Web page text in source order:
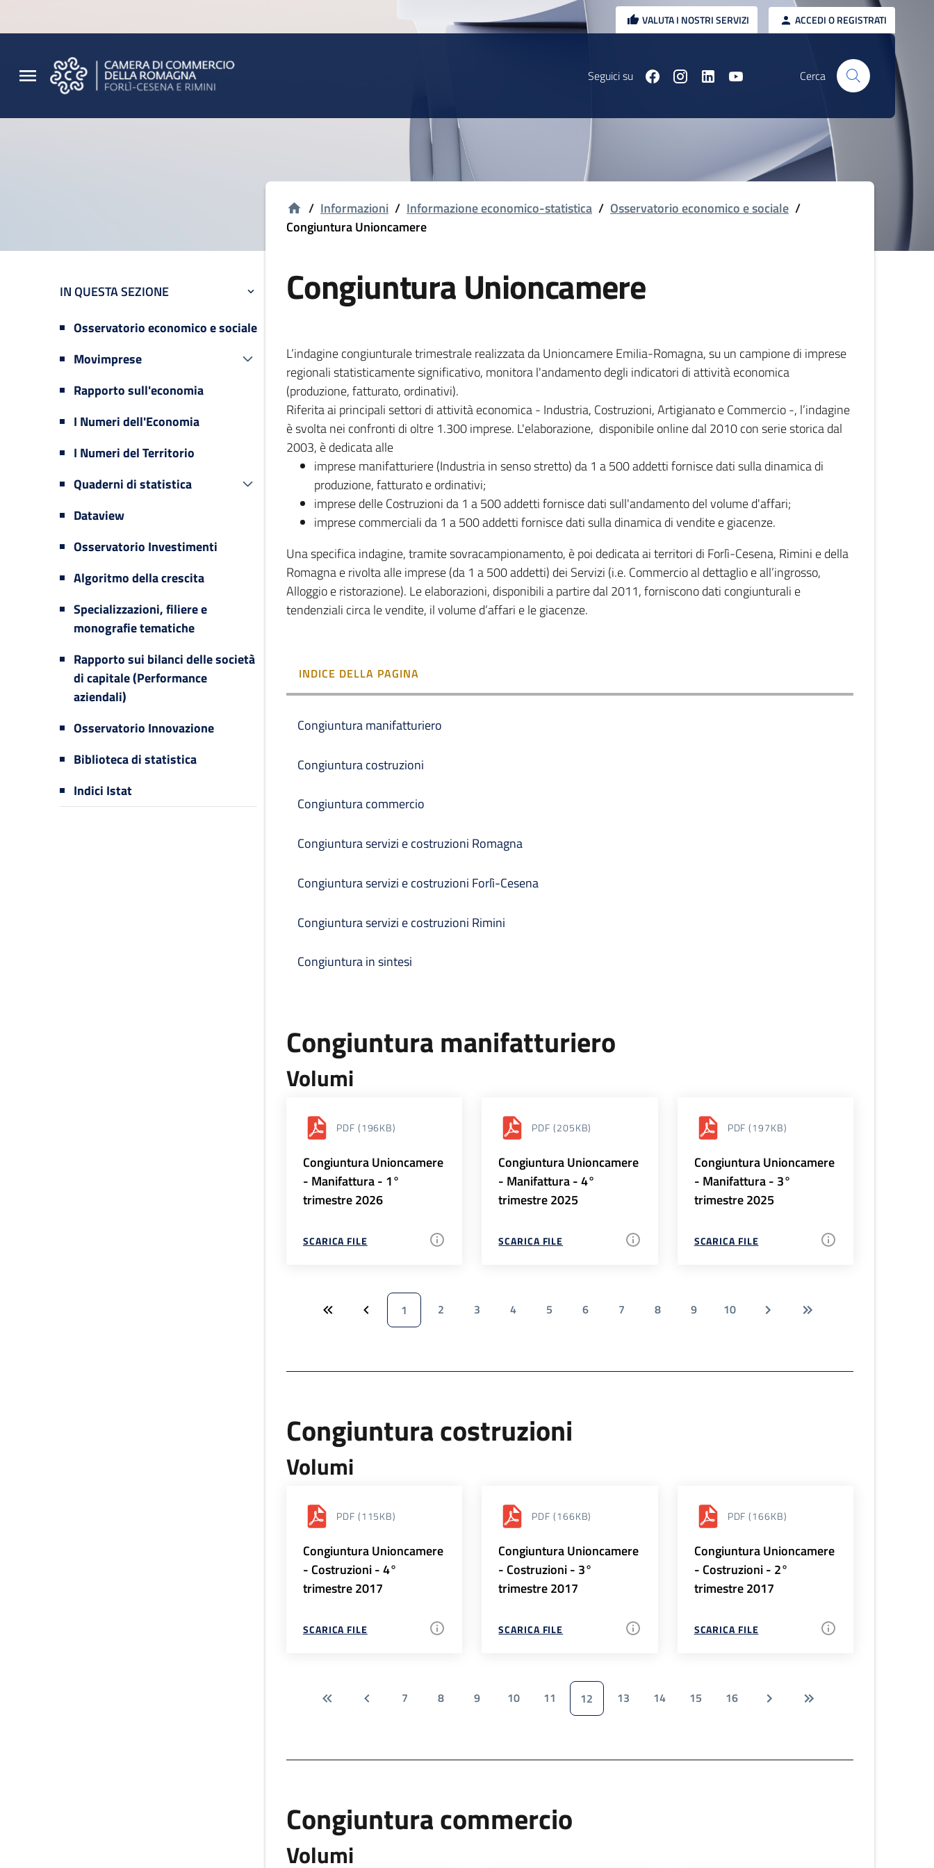
VALUTA I NOSTRI SERVIZI ACCEDI O REGISTRATI
Seguici su Cerca
IN QUESTA SEZIONE
Osservatorio economico e sociale
Movimprese
Rapporto sull'economia
I Numeri dell'Economia
I Numeri del Territorio
Quaderni di statistica
Dataview
Osservatorio Investimenti
Algoritmo della crescita
Specializzazioni, filiere e
monografie tematiche
Rapporto sui bilanci delle società
di capitale (Performance
aziendali)
Osservatorio Innovazione
Biblioteca di statistica
Indici Istat
/ Informazioni / Informazione economico-statistica / Osservatorio economico e sociale /
Congiuntura Unioncamere
Congiuntura Unioncamere
L’indagine congiunturale trimestrale realizzata da Unioncamere Emilia-Romagna, su un campione di imprese
regionali statisticamente significativo, monitora l'andamento degli indicatori di attività economica
(produzione, fatturato, ordinativi).
Riferita ai principali settori di attività economica - Industria, Costruzioni, Artigianato e Commercio -, l’indagine
è svolta nei confronti di oltre 1.300 imprese. L'elaborazione, disponibile online dal 2010 con serie storica dal
2003, è dedicata alle
imprese manifatturiere (Industria in senso stretto) da 1 a 500 addetti fornisce dati sulla dinamica di
produzione, fatturato e ordinativi;
imprese delle Costruzioni da 1 a 500 addetti fornisce dati sull'andamento del volume d'affari;
imprese commerciali da 1 a 500 addetti fornisce dati sulla dinamica di vendite e giacenze.
Una specifica indagine, tramite sovracampionamento, è poi dedicata ai territori di Forlì-Cesena, Rimini e della
Romagna e rivolta alle imprese (da 1 a 500 addetti) dei Servizi (i.e. Commercio al dettaglio e all’ingrosso,
Alloggio e ristorazione). Le elaborazioni, disponibili a partire dal 2011, forniscono dati congiunturali e
tendenziali circa le vendite, il volume d’affari e le giacenze.
INDICE DELLA PAGINA
Congiuntura manifatturiero
Congiuntura costruzioni
Congiuntura commercio
Congiuntura servizi e costruzioni Romagna
Congiuntura servizi e costruzioni Forlì-Cesena
Congiuntura servizi e costruzioni Rimini
Congiuntura in sintesi
Congiuntura manifatturiero
Volumi
PDF (196KB)
Congiuntura Unioncamere
- Manifattura - 1°
trimestre 2026
SCARICA FILE
PDF (205KB)
Congiuntura Unioncamere
- Manifattura - 4°
trimestre 2025
SCARICA FILE
PDF (197KB)
Congiuntura Unioncamere
- Manifattura - 3°
trimestre 2025
SCARICA FILE
1 2 3 4 5 6 7 8 9 10
Congiuntura costruzioni
Volumi
PDF (115KB)
Congiuntura Unioncamere
- Costruzioni - 4°
trimestre 2017
SCARICA FILE
PDF (166KB)
Congiuntura Unioncamere
- Costruzioni - 3°
trimestre 2017
SCARICA FILE
PDF (166KB)
Congiuntura Unioncamere
- Costruzioni - 2°
trimestre 2017
SCARICA FILE
7 8 9 10 11 12 13 14 15 16
Congiuntura commercio
Volumi